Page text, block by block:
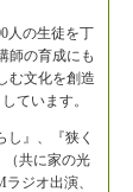
人の生徒を丁
師の育成にも
む文化を創造
ています。
し』、『狭く
（共に家の光
ジオ出演、